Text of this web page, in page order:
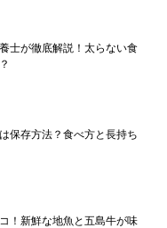
士が徹底解説！太らない食
保存方法？食べ方と長持ち
！新鮮な地魚と五島牛が味